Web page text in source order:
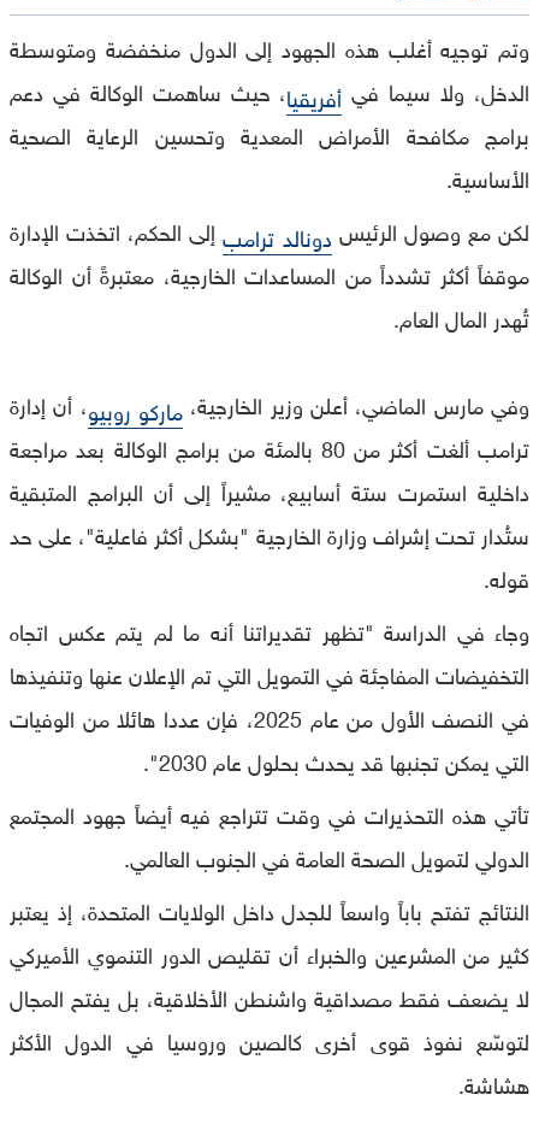
وتم توجيه أغلب هذه الجهود إلى الدول منخفضة ومتوسطة
الدخل، ولا سيما في أفريقيا، حيث ساهمت الوكالة في دعم
برامج مكافحة الأمراض المعدية وتحسين الرعاية الصحية
الأساسية.
لكن مع وصول الرئيس دونالد ترامب إلى الحكم، اتخذت الإدارة
موقفاً أكثر تشدداً من المساعدات الخارجية، معتبرةً أن الوكالة
تُهدر المال العام.
وفي مارس الماضي، أعلن وزير الخارجية، ماركو روبيو، أن إدارة
ترامب ألغت أكثر من 80 بالمئة من برامج الوكالة بعد مراجعة
داخلية استمرت ستة أسابيع، مشيراً إلى أن البرامج المتبقية
ستُدار تحت إشراف وزارة الخارجية "بشكل أكثر فاعلية"، على حد
قوله.
وجاء في الدراسة "تظهر تقديراتنا أنه ما لم يتم عكس اتجاه
التخفيضات المفاجئة في التمويل التي تم الإعلان عنها وتنفيذها
في النصف الأول من عام 2025، فإن عددا هائلا من الوفيات
التي يمكن تجنبها قد يحدث بحلول عام 2030".
تأتي هذه التحذيرات في وقت تتراجع فيه أيضاً جهود المجتمع
الدولي لتمويل الصحة العامة في الجنوب العالمي.
النتائج تفتح باباً واسعاً للجدل داخل الولايات المتحدة، إذ يعتبر
كثير من المشرعين والخبراء أن تقليص الدور التنموي الأميركي
لا يضعف فقط مصداقية واشنطن الأخلاقية، بل يفتح المجال
لتوسّع نفوذ قوى أخرى كالصين وروسيا في الدول الأكثر
هشاشة.